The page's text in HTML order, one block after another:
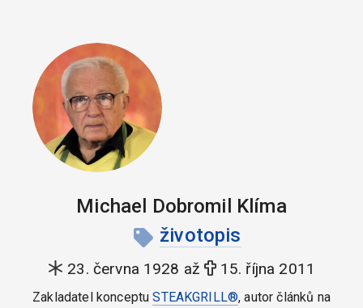
Michael Dobromil Klíma
životopis
23. června 1928 až 15. října 2011
Zakladatel konceptuSTEAKGRILL®, autor článků na